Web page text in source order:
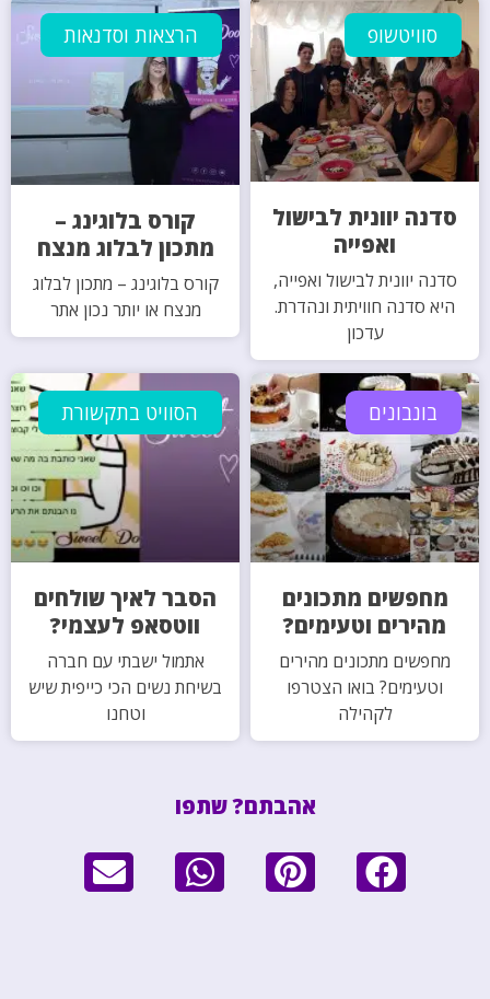
סוויטשופ
סדנה יוונית לבישול
ואפייה
סדנה יוונית לבישול ואפייה,
היא סדנה חוויתית ונהדרת.
עדכון
הרצאות וסדנאות
קורס בלוגינג –
מתכון לבלוג מנצח
קורס בלוגינג – מתכון לבלוג
מנצח או יותר נכון אתר
בונבונים
מחפשים מתכונים
מהירים וטעימים?
מחפשים מתכונים מהירים
וטעימים? בואו הצטרפו
לקהילה
הסוויט בתקשורת
הסבר לאיך שולחים
ווטסאפ לעצמי?
אתמול ישבתי עם חברה
בשיחת נשים הכי כייפית שיש
וטחנו
אהבתם? שתפו